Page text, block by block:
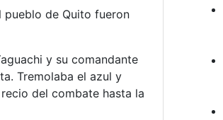
pueblo de Quito fueron
y su comandante
Tremolaba el azul y
del combate hasta la